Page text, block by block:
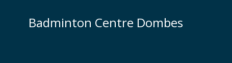
contenuBadminton Centre Dombes